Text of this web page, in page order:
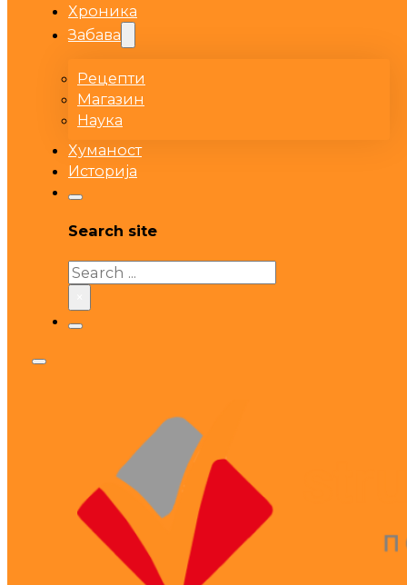
Хроника
Забава
Рецепти
Магазин
Наука
Хуманост
Историја
Search site
Search